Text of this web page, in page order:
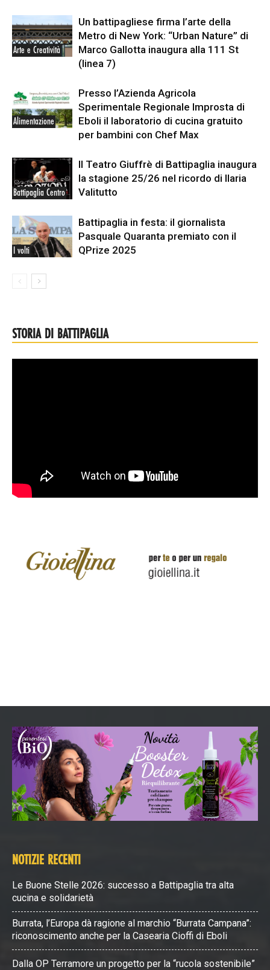
Arte e Creatività
Un battipagliese firma l’arte della
Metro di New York: “Urban Nature” di
Marco Gallotta inaugura alla 111 St
(linea 7)
Alimentazione
Presso l’Azienda Agricola
Sperimentale Regionale Improsta di
Eboli il laboratorio di cucina gratuito
per bambini con Chef Max
Battipaglia Centro
Il Teatro Giuffrè di Battipaglia inaugura
la stagione 25/26 nel ricordo di Ilaria
Valitutto
I volti
Battipaglia in festa: il giornalista
Pasquale Quaranta premiato con il
QPrize 2025
STORIA DI BATTIPAGLIA
NOTIZIE RECENTI
Le Buone Stelle 2026: successo a Battipaglia tra alta
cucina e solidarietà
Burrata, l’Europa dà ragione al marchio “Burrata Campana”:
riconoscimento anche per la Casearia Cioffi di Eboli
Dalla OP Terramore un progetto per la “rucola sostenibile”